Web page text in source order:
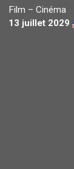
Film – Cinéma
13 juillet 2029